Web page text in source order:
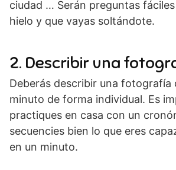
ciudad … Serán preguntas
hielo y que vayas soltándote.
2. Describir una
Deberás describir una fotografía
minuto de forma individual. Es
practiques en casa con un
secuencies bien lo que eres
en un minuto.